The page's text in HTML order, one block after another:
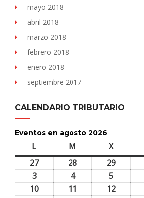
mayo 2018
abril 2018
marzo 2018
febrero 2018
enero 2018
septiembre 2017
CALENDARIO TRIBUTARIO
Eventos en agosto 2026
L M Xmiércoles
2727
28 2929
2026
33
agosto,
44
agosto,
5
agosto,
10 11 1212